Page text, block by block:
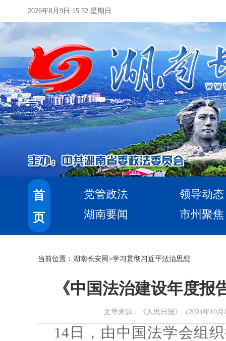
2026年8月9日 15:52 星期日
首
页
党管政法
领导动态
湖南要闻
市州聚焦
当前位置： 湖南长安网 >学习贯彻习近平法治思想
《中国法治建设年度报
文章来源：《人民日报》（2024年10
14日，由中国法学会组